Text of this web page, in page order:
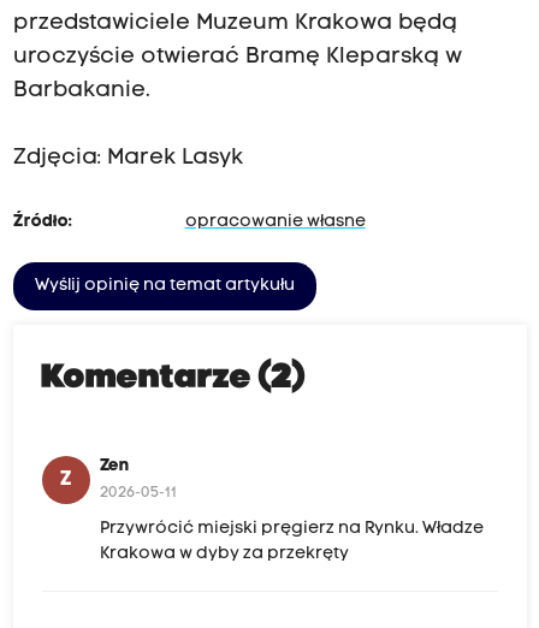
przedstawiciele Muzeum Krakowa będą
uroczyście otwierać Bramę Kleparską w
Barbakanie.
Zdjęcia: Marek Lasyk
Źródło: opracowanie własne
Wyślij opinię na temat artykułu
Komentarze (2)
Z
Zen
2026-05-11
Przywrócić miejski pręgierz na Rynku. Władze
Krakowa w dyby za przekręty